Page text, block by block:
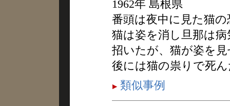
1962年 島根県
番頭は夜中に見た猫
猫は姿を消し旦那は
招いたが、猫が姿を
後には猫の祟りで死
類似事例